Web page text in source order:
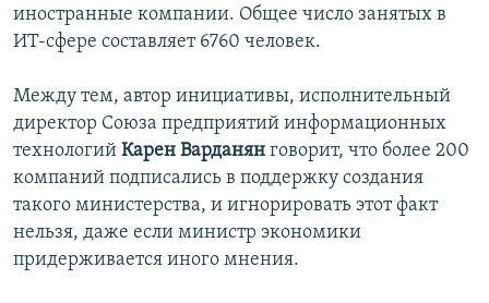
иностранные компании. Общее число занятых в
ИТ-сфере составляет 6760 человек.
Между тем, автор инициативы, исполнительный
директор Союза предприятий информационных
технологий Карен Варданян говорит, что более 200
компаний подписались в поддержку создания
такого министерства, и игнорировать этот факт
нельзя, даже если министр экономики
придерживается иного мнения.